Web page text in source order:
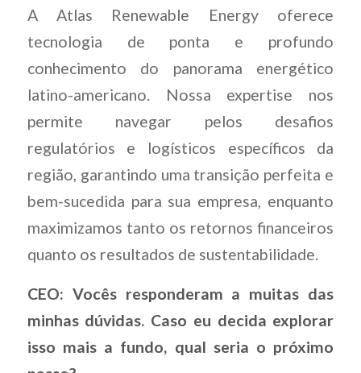
A Atlas Renewable Energy oferece
tecnologia de ponta e profundo
conhecimento do panorama energético
latino-americano. Nossa expertise nos
permite navegar pelos desafios
regulatórios e logísticos específicos da
região, garantindo uma transição perfeita e
bem-sucedida para sua empresa, enquanto
maximizamos tanto os retornos financeiros
quanto os resultados de sustentabilidade.
CEO: Vocês responderam a muitas das
minhas dúvidas. Caso eu decida explorar
isso mais a fundo, qual seria o próximo